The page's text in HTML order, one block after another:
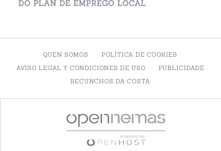
QUEN SOMOS
POLÍTICA DE COOKIES
AVISO LEGAL Y CONDICIONES DE USO
PUBLICIDADE
RECUNCHOS DA COSTA